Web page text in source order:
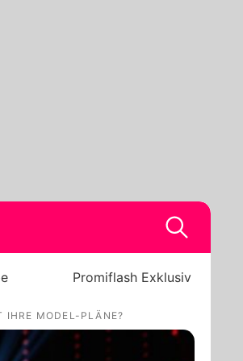
Promiflash Exklusiv
IHRE MODEL-PLÄNE?